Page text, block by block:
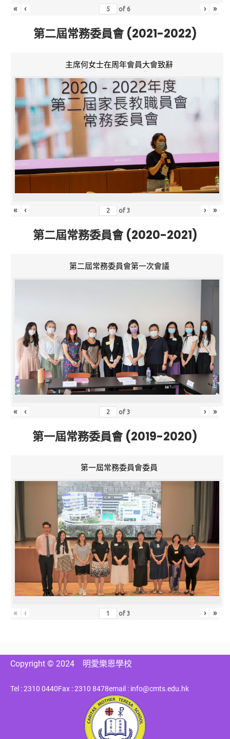
« ‹ of 6 › »
第二屆常務委員會 (2021-2022)
主席何女士在周年會員大會致辭
« ‹ of3 › »
第二屆常務委員會 (2020-2021)
第二屆常務委員會第一次會議
« ‹ of3 › »
第一屆常務委員會 (2019-2020)
第一屆常務委員會委員
« ‹ of3 › »
Copyright © 2024 明愛樂恩學校
Tel : 2310 0440Fax : 2310 8478email : info@cmts.edu.hk